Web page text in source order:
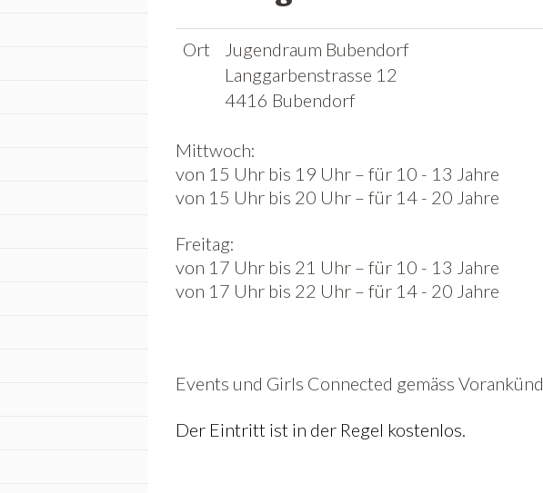
Ort
Jugendraum Bubendorf
Langgarbenstrasse 12
4416 Bubendorf
Mittwoch:
von 15 Uhr bis 19 Uhr – für 10 - 13 Jahre
von 15 Uhr bis 20 Uhr – für 14 - 20 Jahre
Freitag:
von 17 Uhr bis 21 Uhr – für 10 - 13 Jahre
von 17 Uhr bis 22 Uhr – für 14 - 20 Jahre
Events und Girls Connected gemäss
Der Eintritt ist in der Regel kostenlos.